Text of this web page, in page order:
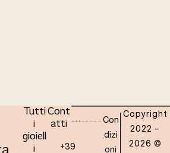
Tutti
i
gioiell
i
Cont
atti
+39
Con
dizi
oni
Copyright
2022 –
2026 ©